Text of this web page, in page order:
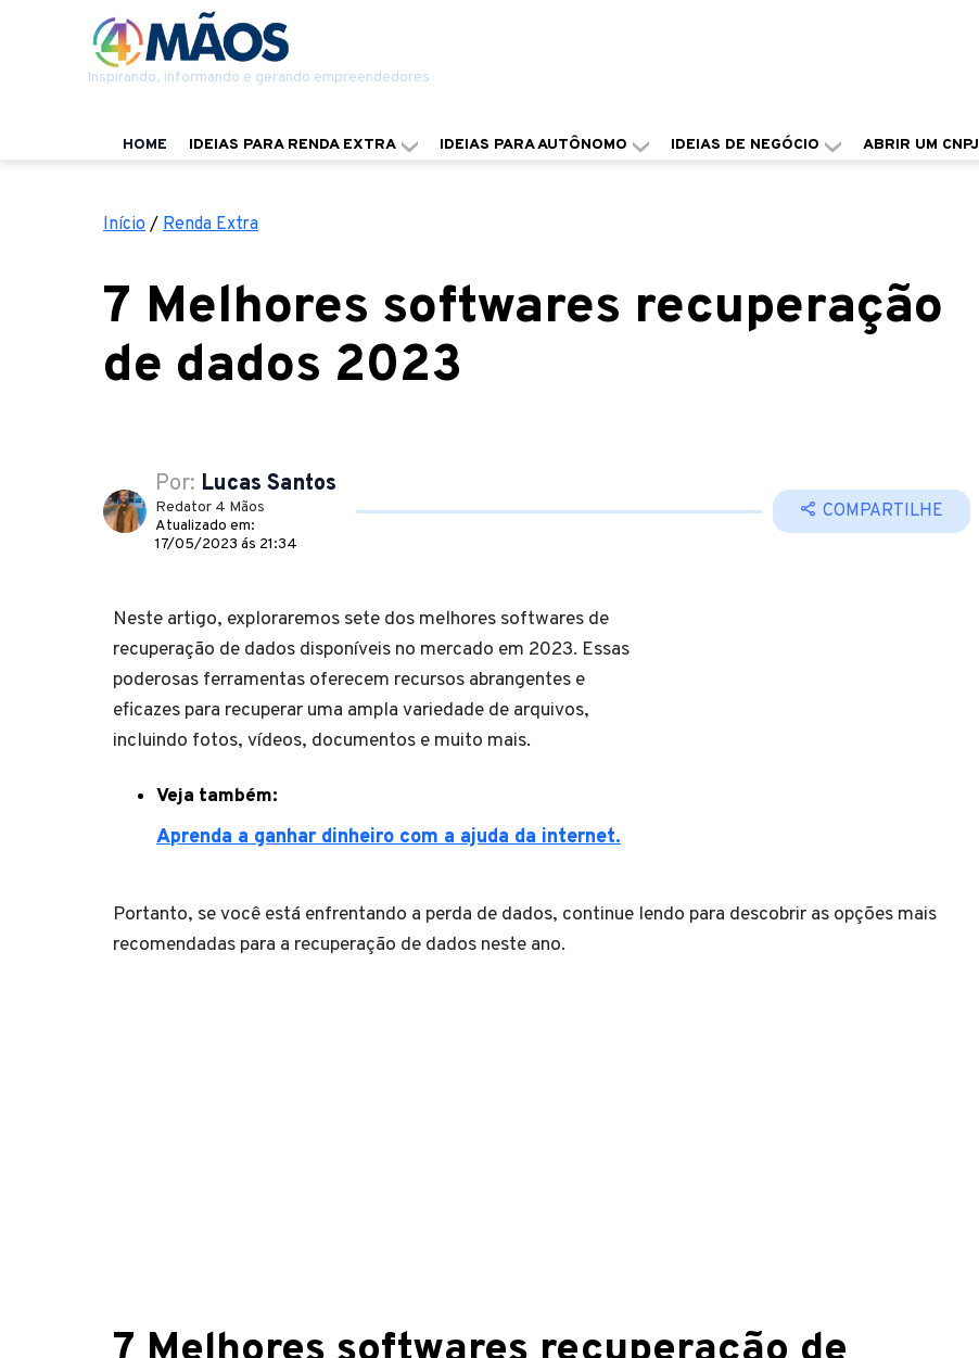
Inspirando, informando e gerando empreendedores
HOME IDEIAS PARA RENDA EXTRA IDEIAS PARA AUTÔNOMO IDEIAS DE NEGÓCIO ABRIR UM CNPJ
Início / Renda Extra
7 Melhores softwares recuperação
de dados 2023
Por: Lucas Santos
Redator 4 Mãos
Atualizado em:
17/05/2023 ás 21:34
COMPARTILHE
Neste artigo, exploraremos sete dos melhores softwares de
recuperação de dados disponíveis no mercado em 2023. Essas
poderosas ferramentas oferecem recursos abrangentes e
eficazes para recuperar uma ampla variedade de arquivos,
incluindo fotos, vídeos, documentos e muito mais.
Veja também:
Aprenda a ganhar dinheiro com a ajuda da internet.
Portanto, se você está enfrentando a perda de dados, continue lendo para descobrir as opções mais
recomendadas para a recuperação de dados neste ano.